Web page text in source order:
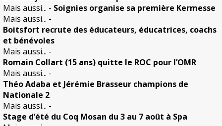
Mais aussi... - Soignies organise sa première Kermesse
Mais aussi... -
Boitsfort recrute des éducateurs, éducatrices, coachs
et bénévoles
Mais aussi... -
Romain Collart (15 ans) quitte le ROC pour l’OMR
Mais aussi... -
Théo Adaba et Jérémie Brasseur champions de
Nationale 2
Mais aussi... -
Stage d’été du Coq Mosan du 3 au 7 août à Spa